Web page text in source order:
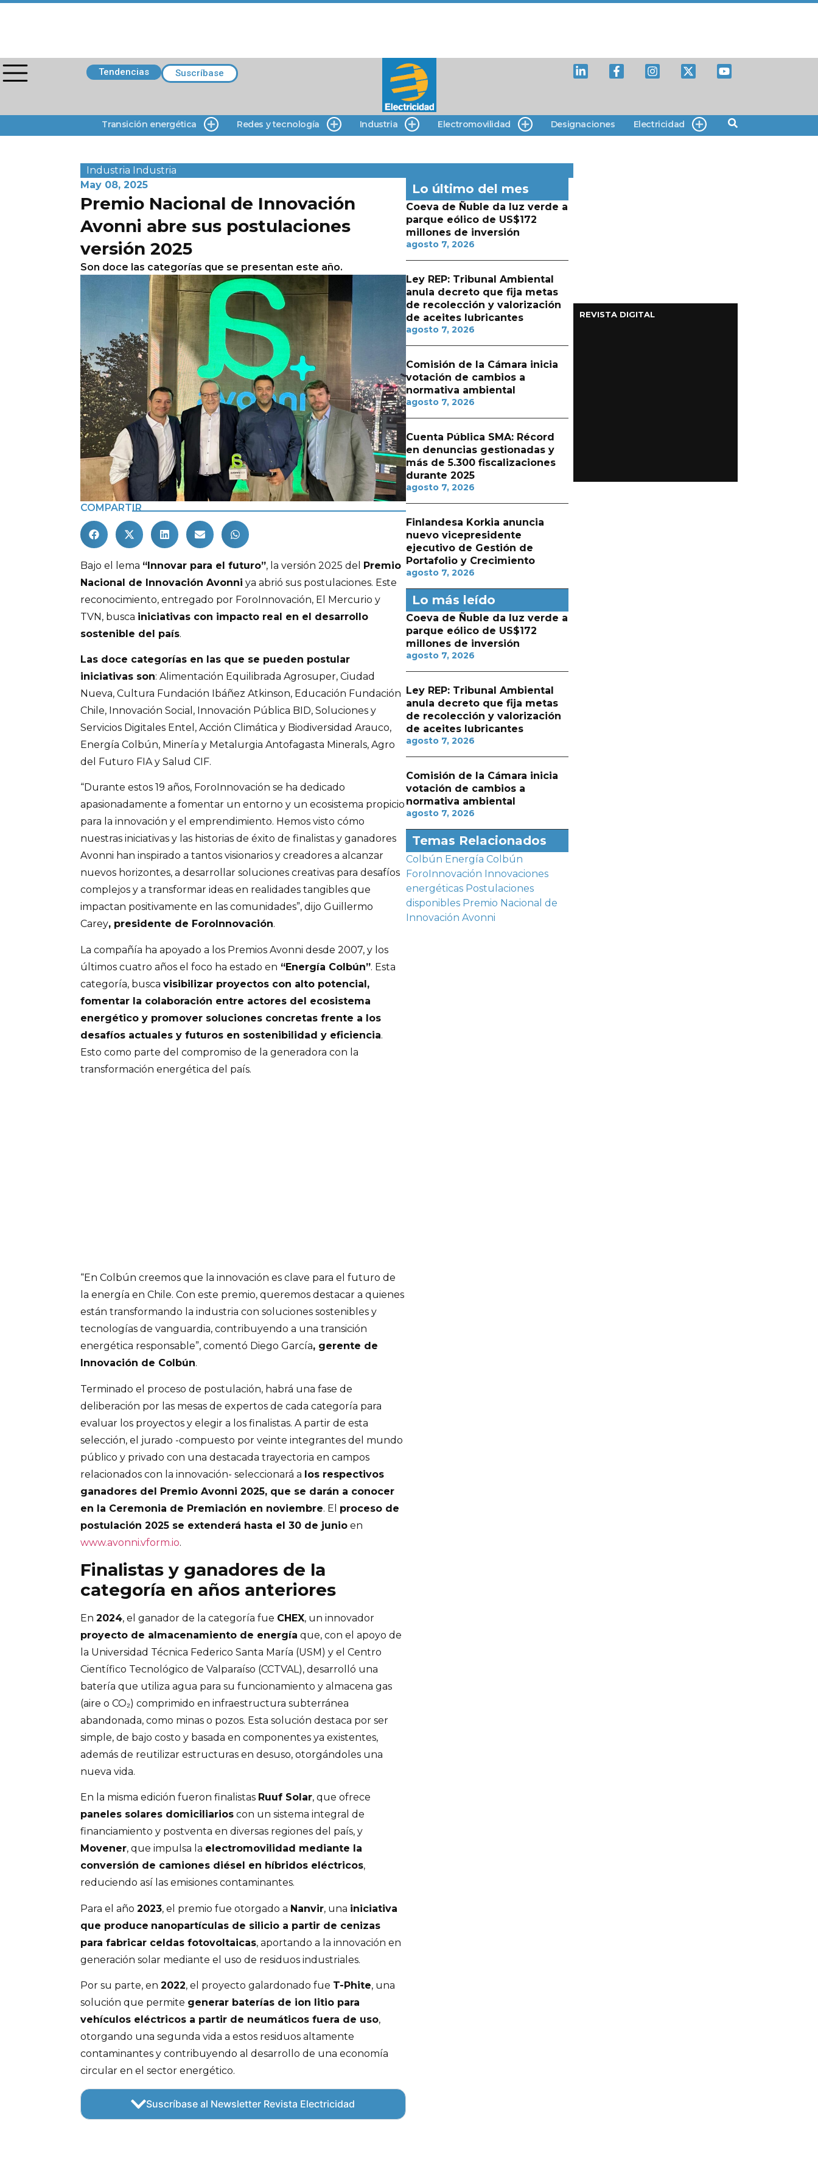
Tendencias Suscríbase
Transición energética Redes y tecnología Industria Electromovilidad Designaciones Electricidad
Industria Industria
May 08, 2025
Premio Nacional de Innovación
Avonni abre sus postulaciones
versión 2025
Son doce las categorías que se presentan este año.
COMPARTIR
Bajo el lema “Innovar para el futuro”, la versión 2025 del Premio
Nacional de Innovación Avonni ya abrió sus postulaciones. Este
reconocimiento, entregado por ForoInnovación, El Mercurio y
TVN, busca iniciativas con impacto real en el desarrollo
sostenible del país.
Las doce categorías en las que se pueden postular
iniciativas son: Alimentación Equilibrada Agrosuper, Ciudad
Nueva, Cultura Fundación Ibáñez Atkinson, Educación Fundación
Chile, Innovación Social, Innovación Pública BID, Soluciones y
Servicios Digitales Entel, Acción Climática y Biodiversidad Arauco,
Energía Colbún, Minería y Metalurgia Antofagasta Minerals, Agro
del Futuro FIA y Salud CIF.
“Durante estos 19 años, ForoInnovación se ha dedicado
apasionadamente a fomentar un entorno y un ecosistema propicio
para la innovación y el emprendimiento. Hemos visto cómo
nuestras iniciativas y las historias de éxito de finalistas y ganadores
Avonni han inspirado a tantos visionarios y creadores a alcanzar
nuevos horizontes, a desarrollar soluciones creativas para desafíos
complejos y a transformar ideas en realidades tangibles que
impactan positivamente en las comunidades”, dijo Guillermo
Carey, presidente de ForoInnovación.
La compañía ha apoyado a los Premios Avonni desde 2007, y los
últimos cuatro años el foco ha estado en “Energía Colbún”. Esta
categoría, busca visibilizar proyectos con alto potencial,
fomentar la colaboración entre actores del ecosistema
energético y promover soluciones concretas frente a los
desafíos actuales y futuros en sostenibilidad y eficiencia.
Esto como parte del compromiso de la generadora con la
transformación energética del país.
“En Colbún creemos que la innovación es clave para el futuro de
la energía en Chile. Con este premio, queremos destacar a quienes
están transformando la industria con soluciones sostenibles y
tecnologías de vanguardia, contribuyendo a una transición
energética responsable”, comentó Diego García, gerente de
Innovación de Colbún.
Terminado el proceso de postulación, habrá una fase de
deliberación por las mesas de expertos de cada categoría para
evaluar los proyectos y elegir a los finalistas. A partir de esta
selección, el jurado -compuesto por veinte integrantes del mundo
público y privado con una destacada trayectoria en campos
relacionados con la innovación- seleccionará a los respectivos
ganadores del Premio Avonni 2025, que se darán a conocer
en la Ceremonia de Premiación en noviembre. El proceso de
postulación 2025 se extenderá hasta el 30 de junio en
www.avonni.vform.io.
Finalistas y ganadores de la
categoría en años anteriores
En 2024, el ganador de la categoría fue CHEX, un innovador
proyecto de almacenamiento de energía que, con el apoyo de
la Universidad Técnica Federico Santa María (USM) y el Centro
Científico Tecnológico de Valparaíso (CCTVAL), desarrolló una
batería que utiliza agua para su funcionamiento y almacena gas
(aire o CO₂) comprimido en infraestructura subterránea
abandonada, como minas o pozos. Esta solución destaca por ser
simple, de bajo costo y basada en componentes ya existentes,
además de reutilizar estructuras en desuso, otorgándoles una
nueva vida.
En la misma edición fueron finalistas Ruuf Solar, que ofrece
paneles solares domiciliarios con un sistema integral de
financiamiento y postventa en diversas regiones del país, y
Movener, que impulsa la electromovilidad mediante la
conversión de camiones diésel en híbridos eléctricos,
reduciendo así las emisiones contaminantes.
Para el año 2023, el premio fue otorgado a Nanvir, una iniciativa
que produce nanopartículas de silicio a partir de cenizas
para fabricar celdas fotovoltaicas, aportando a la innovación en
generación solar mediante el uso de residuos industriales.
Por su parte, en 2022, el proyecto galardonado fue T-Phite, una
solución que permite generar baterías de ion litio para
vehículos eléctricos a partir de neumáticos fuera de uso,
otorgando una segunda vida a estos residuos altamente
contaminantes y contribuyendo al desarrollo de una economía
circular en el sector energético.
Suscríbase al Newsletter Revista Electricidad
Lo último del mes
Coeva de Ñuble da luz verde a
parque eólico de US$172
millones de inversión
agosto 7, 2026
Ley REP: Tribunal Ambiental
anula decreto que fija metas
de recolección y valorización
de aceites lubricantes
agosto 7, 2026
Comisión de la Cámara inicia
votación de cambios a
normativa ambiental
agosto 7, 2026
Cuenta Pública SMA: Récord
en denuncias gestionadas y
más de 5.300 fiscalizaciones
durante 2025
agosto 7, 2026
Finlandesa Korkia anuncia
nuevo vicepresidente
ejecutivo de Gestión de
Portafolio y Crecimiento
agosto 7, 2026
Lo más leído
Coeva de Ñuble da luz verde a
parque eólico de US$172
millones de inversión
agosto 7, 2026
Ley REP: Tribunal Ambiental
anula decreto que fija metas
de recolección y valorización
de aceites lubricantes
agosto 7, 2026
Comisión de la Cámara inicia
votación de cambios a
normativa ambiental
agosto 7, 2026
Temas Relacionados
Colbún Energía Colbún
ForoInnovación Innovaciones
energéticas Postulaciones
disponibles Premio Nacional de
Innovación Avonni
REVISTA DIGITAL